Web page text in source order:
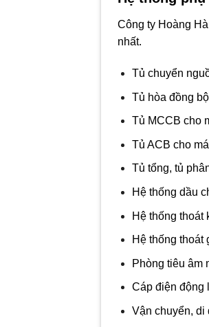
Công ty Hoàng
nhất.
Tủ chuyển
Tủ hòa đồng
Tủ MCCB cho
Tủ ACB cho
Tủ tổng, tủ
Hệ thống dầu
Hệ thống thoát
Hệ thống thoát
Phòng tiêu âm
Cáp điện động
Vận chuyển, di